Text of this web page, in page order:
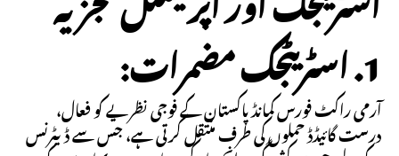
1. اسٹریٹجک مضمرات:
آرمی راکٹ فورس کمانڈ پاکستان کے فوجی نظریے کو فعال،
درست گائیڈڈ حملوں کی طرف منتقل کرتی ہے، جس سے ڈیٹرنس